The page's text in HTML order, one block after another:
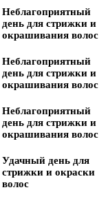
Неблагоприятный
день для стрижки и
окрашивания волос
Неблагоприятный
день для стрижки и
окрашивания волос
Неблагоприятный
день для стрижки и
окрашивания волос
Удачный день для
стрижки и окраски
волос